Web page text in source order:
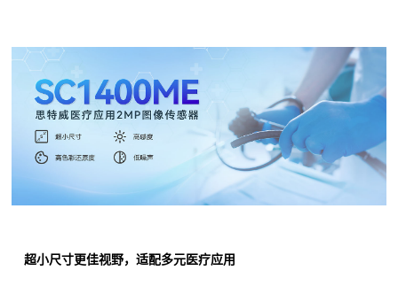
超小尺寸更佳视野，适配多元医疗应用